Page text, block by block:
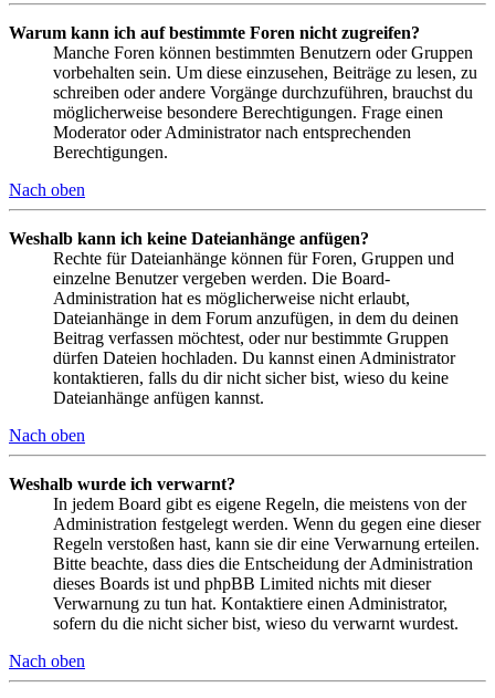
Warum kann ich auf bestimmte Foren nicht zugreifen?
Manche Foren können bestimmten Benutzern oder Gruppen
vorbehalten sein. Um diese einzusehen, Beiträge zu lesen, zu
schreiben oder andere Vorgänge durchzuführen, brauchst du
möglicherweise besondere Berechtigungen. Frage einen
Moderator oder Administrator nach entsprechenden
Berechtigungen.
Nach oben
Weshalb kann ich keine Dateianhänge anfügen?
Rechte für Dateianhänge können für Foren, Gruppen und
einzelne Benutzer vergeben werden. Die Board-
Administration hat es möglicherweise nicht erlaubt,
Dateianhänge in dem Forum anzufügen, in dem du deinen
Beitrag verfassen möchtest, oder nur bestimmte Gruppen
dürfen Dateien hochladen. Du kannst einen Administrator
kontaktieren, falls du dir nicht sicher bist, wieso du keine
Dateianhänge anfügen kannst.
Nach oben
Weshalb wurde ich verwarnt?
In jedem Board gibt es eigene Regeln, die meistens von der
Administration festgelegt werden. Wenn du gegen eine dieser
Regeln verstoßen hast, kann sie dir eine Verwarnung erteilen.
Bitte beachte, dass dies die Entscheidung der Administration
dieses Boards ist und phpBB Limited nichts mit dieser
Verwarnung zu tun hat. Kontaktiere einen Administrator,
sofern du die nicht sicher bist, wieso du verwarnt wurdest.
Nach oben